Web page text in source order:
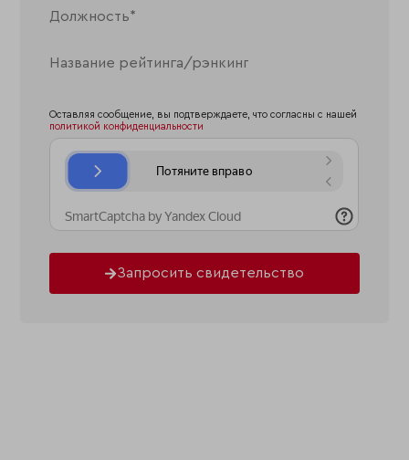
Оставляя сообщение, вы подтверждаете, что согласны с нашей
политикой конфиденциальности
Запросить свидетельство